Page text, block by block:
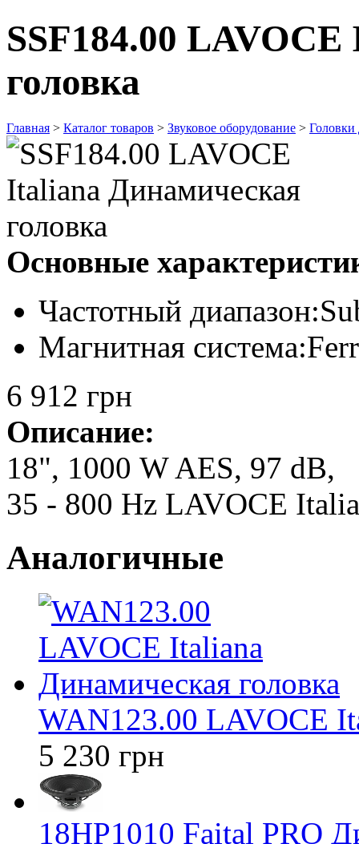
SSF184.00
головка
Главная > Каталог товаров > Звуковое оборудование > Головки
Основные
Частотный диапазон:
Магнитная система:
6 912 грн
Описание:
18", 1000 W AES, 97 dB,
35 - 800 Hz LAVOCE
Аналогичные
WAN123.00 LAVOCE
5 230 грн
18HP1010 Faital PRO